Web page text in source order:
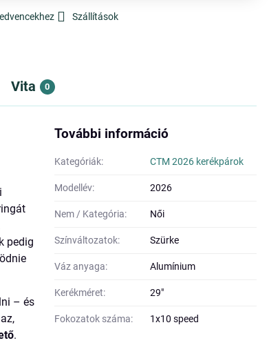
Szállítások
Vita 0
pedig
– és
.
További információ
Kategóriák: CTM 2026 kerékpárok
Modellév: 2026
Nem / Kategória: Női
Színváltozatok: Szürke
Váz anyaga: Alumínium
Kerékméret: 29"
Fokozatok száma: 1x10 speed